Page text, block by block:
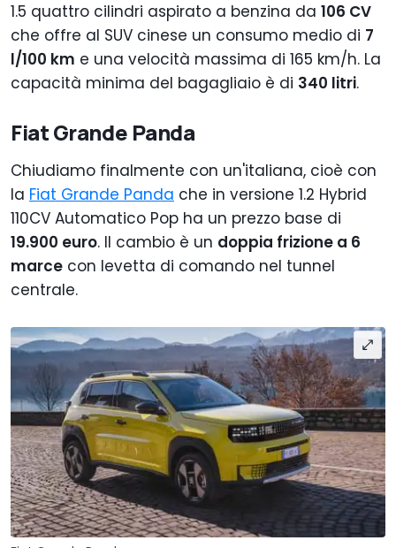
1.5 quattro cilindri aspirato a benzina da 106 CV
che offre al SUV cinese un consumo medio di 7
l/100 km e una velocità massima di 165 km/h. La
capacità minima del bagagliaio è di 340 litri.
Fiat Grande Panda
Chiudiamo finalmente con un'italiana, cioè con
la Fiat Grande Panda che in versione 1.2 Hybrid
110CV Automatico Pop ha un prezzo base di
19.900 euro. Il cambio è un doppia frizione a 6
marce con levetta di comando nel tunnel
centrale.